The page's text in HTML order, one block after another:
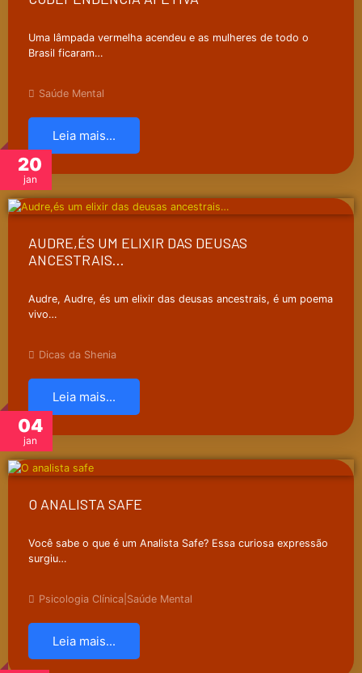
Uma lâmpada vermelha acendeu e as mulheres de todo o
Brasil ficaram…
Saúde Mental
Leia mais...
20
jan
AUDRE,ÉS UM ELIXIR DAS DEUSAS
ANCESTRAIS…
Audre, Audre, és um elixir das deusas ancestrais, é um poema
vivo…
Dicas da Shenia
Leia mais...
04
jan
O ANALISTA SAFE
Você sabe o que é um Analista Safe? Essa curiosa expressão
surgiu…
Psicologia Clínica Saúde Mental
Leia mais...